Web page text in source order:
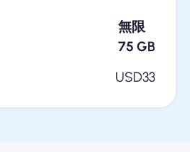
無限
75 GB
USD33